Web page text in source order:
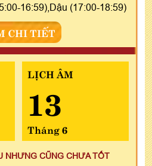
16:59),Dậu (17:00-18:59)
CHI TIẾT
LỊCH ÂM
13
Tháng 6
NHƯNG CŨNG CHƯA TỐT